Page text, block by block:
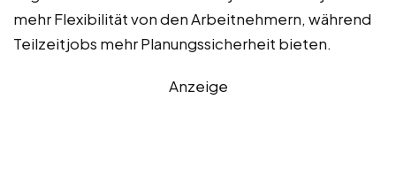
mehr Flexibilität von den Arbeitnehmern, während
Teilzeitjobs mehr Planungssicherheit bieten.
Anzeige